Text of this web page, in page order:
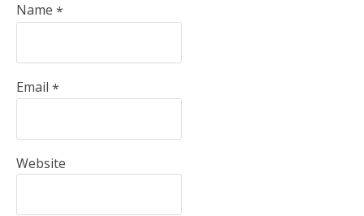
Name *
Email *
Website